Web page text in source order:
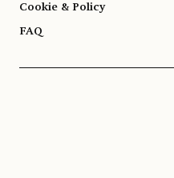
Cookie & Policy
FAQ